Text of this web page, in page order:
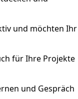
und möchten Ihr
für Ihre Projekte
und Gespräch